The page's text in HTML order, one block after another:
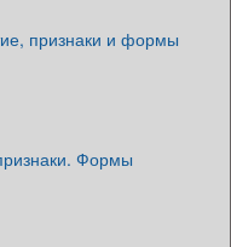
признаки и формы
Формы